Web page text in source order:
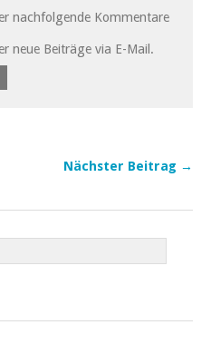
nachfolgende Kommentare
neue Beiträge via E-Mail.
Nächster Beitrag →